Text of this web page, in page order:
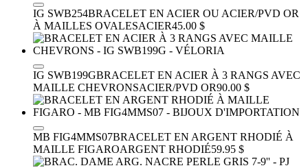
IG SWB254BRACELET EN ACIER OU ACIER/PVD OR
À MAILLES OVALESACIER45.00 $
IG SWB199GBRACELET EN ACIER À 3 RANGS AVEC
MAILLE CHEVRONSACIER/PVD OR90.00 $
MB FIG4MMS07BRACELET EN ARGENT RHODIÉ À
MAILLE FIGAROARGENT RHODIÉ59.95 $